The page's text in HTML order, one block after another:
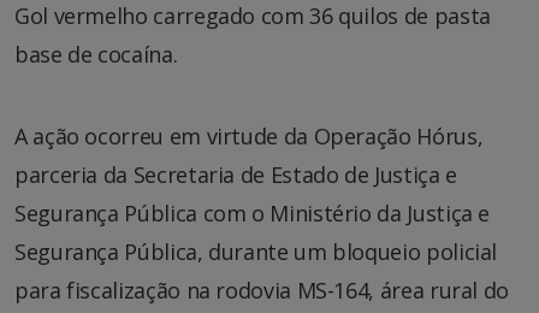
Gol vermelho carregado com 36 quilos de pasta
base de cocaína.
A ação ocorreu em virtude da Operação Hórus,
parceria da Secretaria de Estado de Justiça e
Segurança Pública com o Ministério da Justiça e
Segurança Pública, durante um bloqueio policial
para fiscalização na rodovia MS-164, área rural do